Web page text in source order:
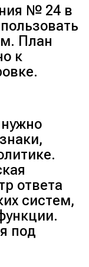
№ 24 в
План
к
ответа
систем,
под